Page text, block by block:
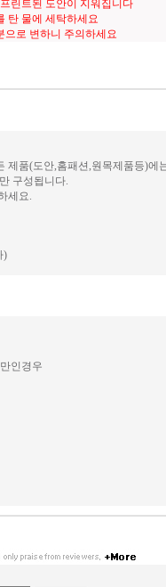
린트된 도안이 지워집니다
탄 물에 세탁하세요
으로 변하니 주의하세요
제품(도안,홈패션,원목제품등)에
구성됩니다.
세요.
)
인경우